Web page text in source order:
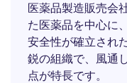
医薬品製造販売会
た医薬品を中心に
安全性が確立され
鋭の組織で、風通
点が特長です。